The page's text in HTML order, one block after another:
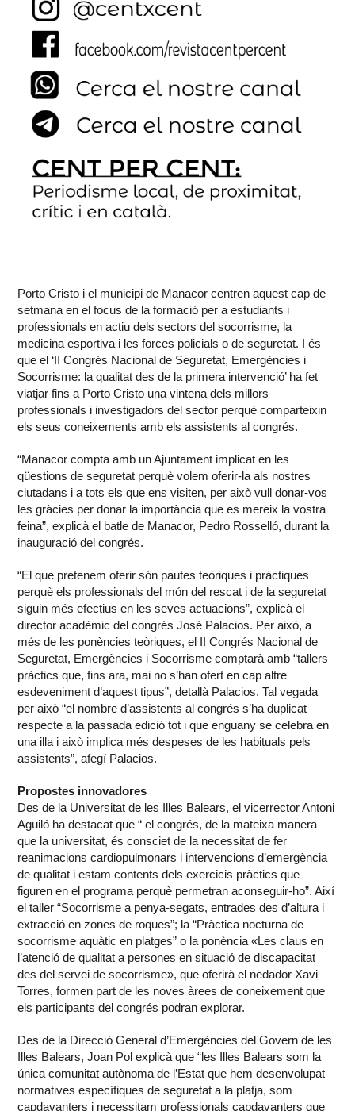
Porto Cristo i el municipi de Manacor centren aquest cap de
setmana en el focus de la formació per a estudiants i
professionals en actiu dels sectors del socorrisme, la
medicina esportiva i les forces policials o de seguretat. I és
que el ‘II Congrés Nacional de Seguretat, Emergències i
Socorrisme: la qualitat des de la primera intervenció’ ha fet
viatjar fins a Porto Cristo una vintena dels millors
professionals i investigadors del sector perquè comparteixin
els seus coneixements amb els assistents al congrés.
“Manacor compta amb un Ajuntament implicat en les
qüestions de seguretat perquè volem oferir-la als nostres
ciutadans i a tots els que ens visiten, per això vull donar-vos
les gràcies per donar la importància que es mereix la vostra
feina”, explicà el batle de Manacor, Pedro Rosselló, durant la
inauguració del congrés.
“El que pretenem oferir són pautes teòriques i pràctiques
perquè els professionals del món del rescat i de la seguretat
siguin més efectius en les seves actuacions”, explicà el
director acadèmic del congrés José Palacios. Per això, a
més de les ponències teòriques, el II Congrés Nacional de
Seguretat, Emergències i Socorrisme comptarà amb “tallers
pràctics que, fins ara, mai no s’han ofert en cap altre
esdeveniment d’aquest tipus”, detallà Palacios. Tal vegada
per això “el nombre d’assistents al congrés s’ha duplicat
respecte a la passada edició tot i que enguany se celebra en
una illa i això implica més despeses de les habituals pels
assistents”, afegí Palacios.
Propostes innovadores
Des de la Universitat de les Illes Balears, el vicerrector Antoni
Aguiló ha destacat que “ el congrés, de la mateixa manera
que la universitat, és consciet de la necessitat de fer
reanimacions cardiopulmonars i intervencions d’emergència
de qualitat i estam contents dels exercicis pràctics que
figuren en el programa perquè permetran aconseguir-ho”. Així
el taller “Socorrisme a penya-segats, entrades des d’altura i
extracció en zones de roques”; la “Pràctica nocturna de
socorrisme aquàtic en platges” o la ponència «Les claus en
l’atenció de qualitat a persones en situació de discapacitat
des del servei de socorrisme», que oferirà el nedador Xavi
Torres, formen part de les noves àrees de coneixement que
els participants del congrés podran explorar.
Des de la Direcció General d’Emergències del Govern de les
Illes Balears, Joan Pol explicà que “les Illes Balears som la
única comunitat autònoma de l’Estat que hem desenvolupat
normatives específiques de seguretat a la platja, som
capdavanters i necessitam professionals capdavanters que